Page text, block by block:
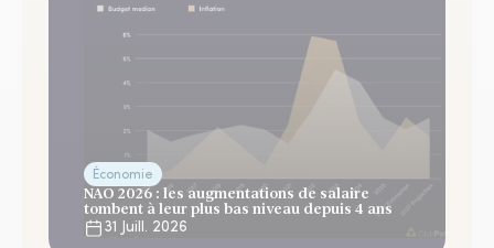
Économie
NAO 2026 : les augmentations de salaire
tombent à leur plus bas niveau depuis 4 ans
31 Juill. 2026